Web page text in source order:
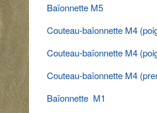
Baïonnette M5
Couteau-baïonnette M4
Couteau-baïonnette M4
Couteau-baïonnette M4
Baïonnette M1